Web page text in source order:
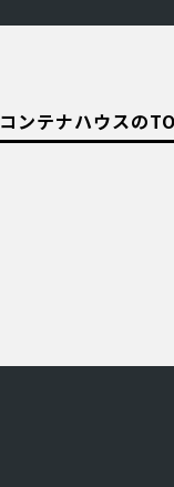
コンテナハウスの